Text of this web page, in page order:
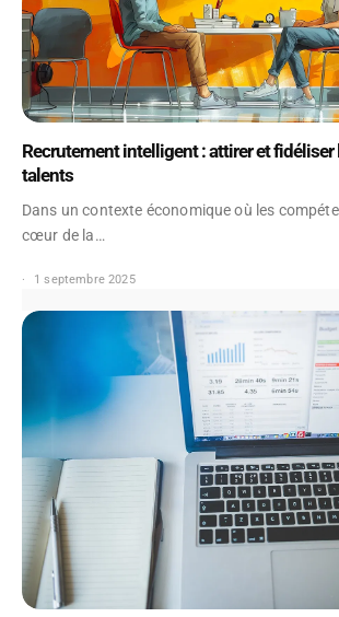
Recrutement intelligent : attirer et
talents
Dans un contexte économique où les
cœur de la…
1 septembre 2025